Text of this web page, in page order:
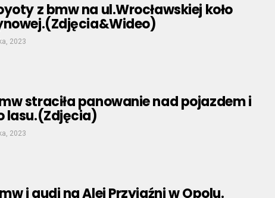
z bmw na ul.Wrocławskiej koło
2023
straciła panowanie nad pojazdem i
lasu.(Zdjęcia)
2023
i audi na Alei Przyjaźni w Opolu.